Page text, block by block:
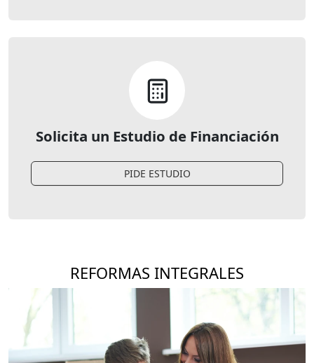
Solicita un Estudio de Financiación
PIDE ESTUDIO
REFORMAS INTEGRALES